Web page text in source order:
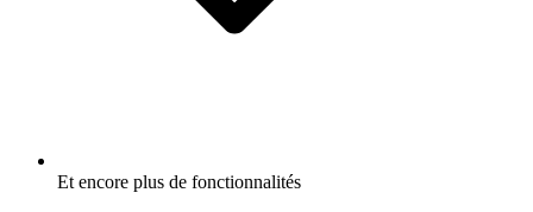
Et encore plus de fonctionnalités